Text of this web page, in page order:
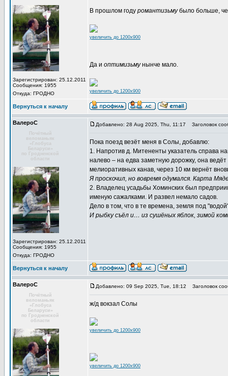
Зарегистрирован: 25.12.2011
Сообщения: 1955
Откуда: ГРОДНО
В прошлом году романтизьмубыло больше,
увеличить до 1200x900
Да и оптимизьмунынче мало.
увеличить до 1200x900
Вернуться к началу
ВалероС
Почётный
веломаньяк
«Глобуса
Беларуси»
по Гродненской
области
Зарегистрирован: 25.12.2011
Сообщения: 1955
Откуда: ГРОДНО
Добавлено: 28 Aug 2025, Thu, 11:17 Заголовок
Пока поезд везёт меня в Солы, добавлю:
1. Напротив д. Митененты указатель справа
налево – на едва заметную дорожку, она
мелиоративных канав, через 10 км вернёт
Я проскочил, но вовремя одумался. Карта
2. Владелец усадьбы Хоминских был
именую сажалками. И развел немало садов.
Дело в том, что в те времена, земля под
И рыбку съёл и… из сушёных яблок, зимой
Вернуться к началу
ВалероС
Почётный
веломаньяк
«Глобуса
Беларуси»
по Гродненской
области
Добавлено: 09 Sep 2025, Tue, 18:12 Заголовок
ж/д вокзал Солы
увеличить до 1200x900
увеличить до 1200x900